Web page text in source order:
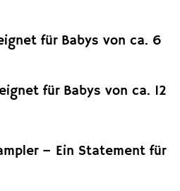
für Babys von ca. 6
für Babys von ca. 12
– Ein Statement für